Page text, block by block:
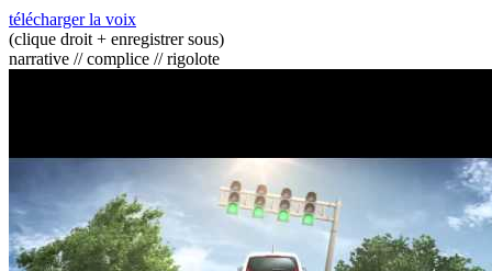
télécharger la voix
(clique droit + enregistrer sous)
narrative // complice // rigolote